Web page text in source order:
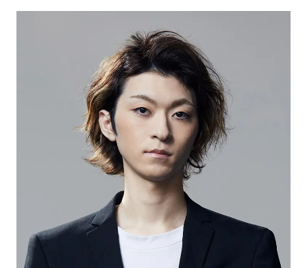
・VALORANT Champions Tour 2023 Masters
Tokyo（ アナリスト）
・VALORANT Champions Los Angeles 2023（解
・VALORANT Champions Seoul 2024（解説・ア
・VALORANT Champions Tour 2021: Japan
Stage 1/4 位
（ チームアナリスト）
・VALORANT Champions Tour 2022 Stage1 :